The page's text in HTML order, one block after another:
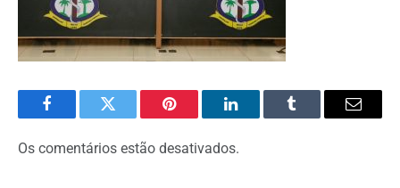
FacebookTwitter Pinterest O
LinkedIn
Tumblr
E-
Os comentários estão desativados.